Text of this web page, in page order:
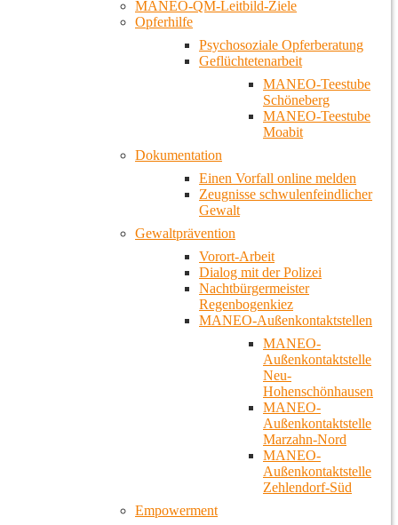
MANEO-QM-Leitbild-Ziele
Opferhilfe
Psychosoziale Opferberatung
Geflüchtetenarbeit
MANEO-Teestube
Schöneberg
MANEO-Teestube
Moabit
Dokumentation
Einen Vorfall online melden
Zeugnisse schwulenfeindlicher
Gewalt
Gewaltprävention
Vorort-Arbeit
Dialog mit der Polizei
Nachtbürgermeister
Regenbogenkiez
MANEO-Außenkontaktstellen
MANEO-
Außenkontaktstelle
Neu-
Hohenschönhausen
MANEO-
Außenkontaktstelle
Marzahn-Nord
MANEO-
Außenkontaktstelle
Zehlendorf-Süd
Empowerment